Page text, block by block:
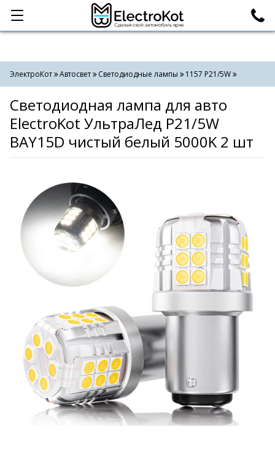
Категории Поиск
ЭлектроКот Автосвет Светодиодные лампы 1157 P21/5W
Светодиодная лампа для авто
ElectroKot УльтраЛед P21/5W
BAY15D чистый белый 5000K 2 шт